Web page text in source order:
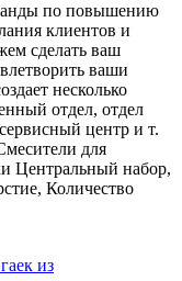
по повышению
клиентов и
сделать ваш
ваши
несколько
отдел, отдел
центр и т.
для
Центральный набор,
Количество